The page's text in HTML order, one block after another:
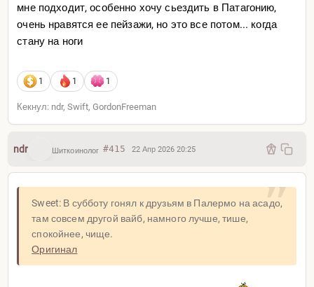
мне подходит, особенно хочу сьездить в Патагонию,
очень нравятся ее пейзажи, но это все потом... когда
стану на ноги
1 1 1
Кекнул: ndr, Swift, GordonFreeman
ndr Шиткоинолог #415 22 Апр 2026 20:25
Sweet: В субботу гонял к друзьям в Палермо на асадо,
там совсем другой вайб, намного лучше, тише,
спокойнее, чище.
Оригинал